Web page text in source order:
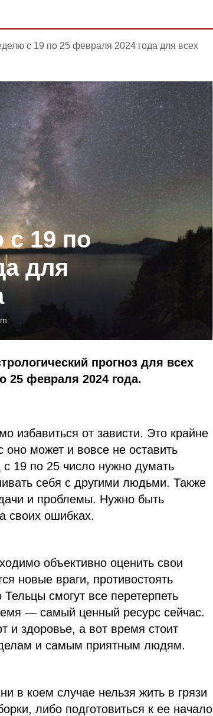
с 19 по 25 февраля 2024 года для всех
с 19 по
для
прогноз для всех
25 февраля 2024 года.
избавиться от зависти. Это крайне
оно может и вовсе не оставить
19 по 25 число нужно думать
себя с другими людьми. Также
и проблемы. Нужно быть
своих ошибках.
объективно оценить свои
новые враги, противостоять
смогут все перетерпеть
— самый ценный ресурс сейчас.
и здоровье, а вот время стоит
и самым приятным людям.
в коем случае нельзя жить в грязи
либо подготовиться к ее начало